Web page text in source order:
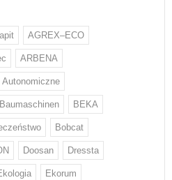
AGREX–ECO
ARBENA
Autonomiczne
BEKA
Bobcat
Doosan Dressta
Ekorum